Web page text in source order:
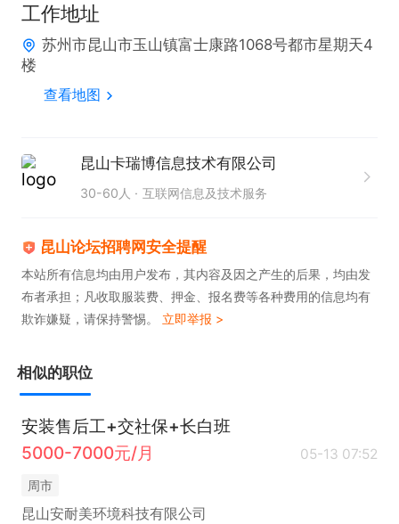
工作地址
苏州市昆山市玉山镇富士康路1068号都市星期天4
楼
查看地图
昆山卡瑞博信息技术有限公司
30-60人 互联网信息及技术服务
昆山论坛招聘网安全提醒
本站所有信息均由用户发布，其内容及因之产生的后果，均由发
布者承担；凡收取服装费、押金、报名费等各种费用的信息均有
欺诈嫌疑，请保持警惕。 立即举报 >
相似的职位
安装售后工+交社保+长白班
5000-7000元/月
05-13 07:52
周市
昆山安耐美环境科技有限公司